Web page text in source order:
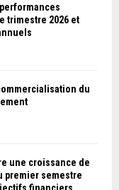
trimestre 2026 et
du
une croissance de
premier semestre